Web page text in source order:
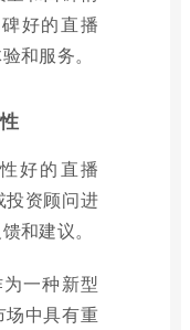
好的直播
和服务。
好的直播
投资顾问进
和建议。
一种新型
中具有重